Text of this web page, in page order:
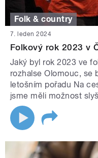
Folk & country
7. leden 2024
Folkový rok 2023 v
Jaký byl rok 2023 ve
rozhalse Olomouc, se
letošním pořadu Na
jsme měli možnost